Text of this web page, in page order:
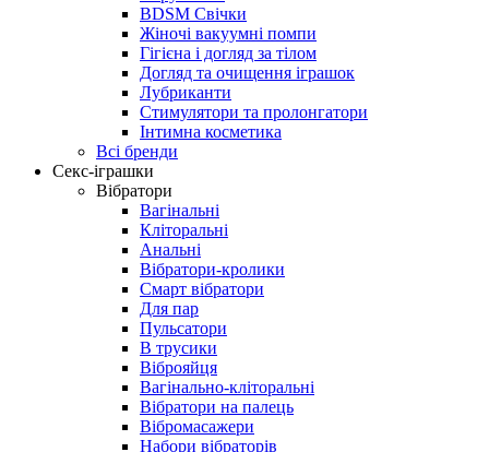
BDSM Свічки
Жіночі вакуумні помпи
Гігієна і догляд за тілом
Догляд та очищення іграшок
Лубриканти
Стимулятори та пролонгатори
Інтимна косметика
Всі бренди
Секс-іграшки
Вібратори
Вагінальні
Кліторальні
Анальні
Вібратори-кролики
Смарт вібратори
Для пар
Пульсатори
В трусики
Віброяйця
Вагінально-кліторальні
Вібратори на палець
Вібромасажери
Набори вібраторів